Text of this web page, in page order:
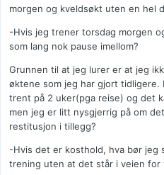
morgen og kveldsøkt uten en hel
-Hvis jeg trener torsdag morgen
som lang nok pause imellom?
Grunnen til at jeg lurer er at jeg
øktene som jeg har gjort tidligere.
trent på 2 uker(pga reise) og det
men jeg er litt nysgjerrig på om
restitusjon i tillegg?
-Hvis det er kosthold, hva bør jeg
trening uten at det står i veien for